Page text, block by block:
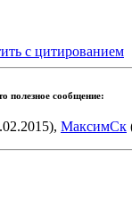
с цитированием
полезное сообщение:
МаксимСк